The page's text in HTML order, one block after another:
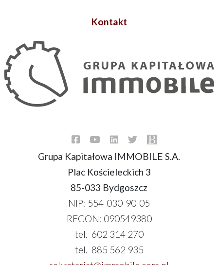
Kontakt
Grupa Kapitałowa IMMOBILE S.A.
Plac Kościeleckich 3
85-033 Bydgoszcz
NIP: 554-030-90-05
REGON: 090549380
tel. 602 314 270
tel. 885 562 935